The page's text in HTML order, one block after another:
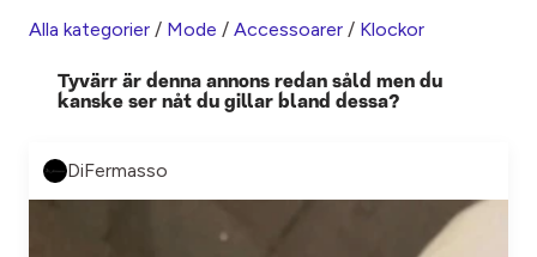
Alla kategorier / Mode / Accessoarer / Klockor
Tyvärr är denna annons redan såld men du
kanske ser nåt du gillar bland dessa?
DiFermasso